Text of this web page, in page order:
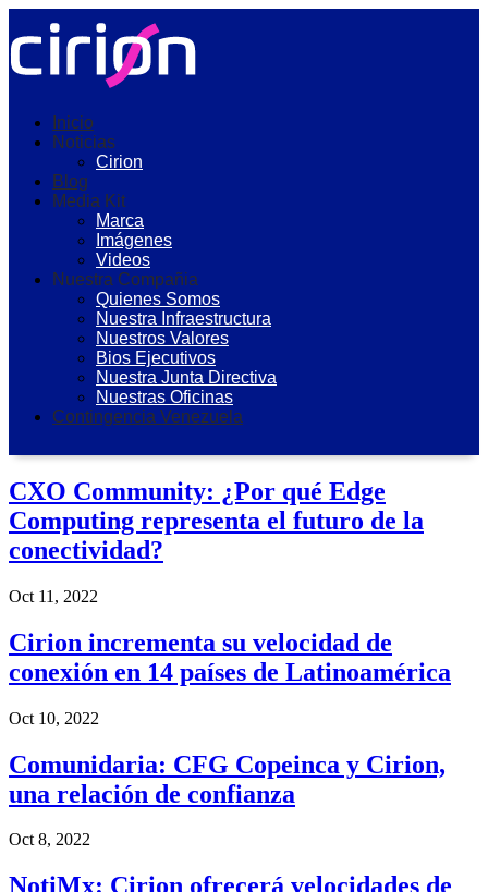
Inicio
Noticias
Cirion
Blog
Media Kit
Marca
Imágenes
Videos
Nuestra Compañia
Quienes Somos
Nuestra Infraestructura
Nuestros Valores
Bios Ejecutivos
Nuestra Junta Directiva
Nuestras Oficinas
Contingencia Venezuela
CXO Community: ¿Por qué Edge
Computing representa el futuro de la
conectividad?
Oct 11, 2022
Cirion incrementa su velocidad de
conexión en 14 países de Latinoamérica
Oct 10, 2022
Comunidaria: CFG Copeinca y Cirion,
una relación de confianza
Oct 8, 2022
NotiMx: Cirion ofrecerá velocidades de